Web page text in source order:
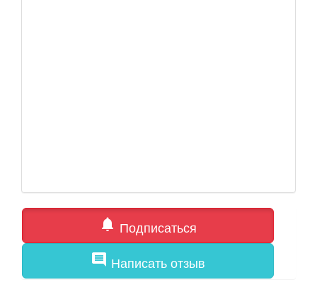
notifications Подписаться
comment Написать отзыв